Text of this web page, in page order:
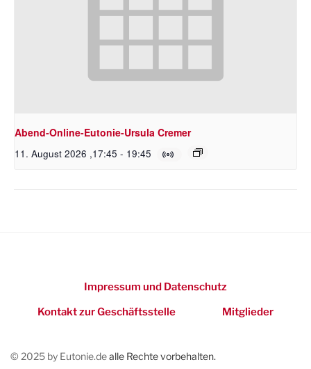
Abend-Online-Eutonie-Ursula Cremer
11. August 2026 ,17:45 - 19:45
Impressum und Datenschutz
Kontakt zur Geschäftsstelle
Mitglieder
© 2025 by Eutonie.dealle Rechte vorbehalten.